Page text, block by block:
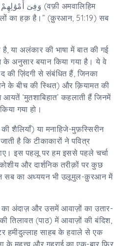
وَفِىٓ (वफ़ी अमवालिहिम
का हक़ है।” (क़ुरआन, 51:19) सब
या अलंकार की भाषा में बात की गई
अनुसार बयान किया गया है। ये वे
ज़िंदगी से संबंधित हैं, जिनका
के बीच की स्थित) और क़ियामत की
‘मुतशाबिहात’ कहलाती हैं जिनमें
गया हो।
शैलियाँ) या मनाहिजे-मुफ़स्सिरीन
है कि टीकाकारों ने पवित्र
इस पहलू पर हम इससे पहले चर्चा
और दार्शनिक तरीक़ों पर कुछ
सब का अध्ययन भी उलूमुल-क़ुरआन में
अंदाज़ और उसमें आवाज़ों का उतार-
तिलावत (पाठ) में आवाज़ों की बंदिश,
हमीदुल्लाह साहब के हवाले से एक
महत्त्व और गहराई का एक-बार फिर